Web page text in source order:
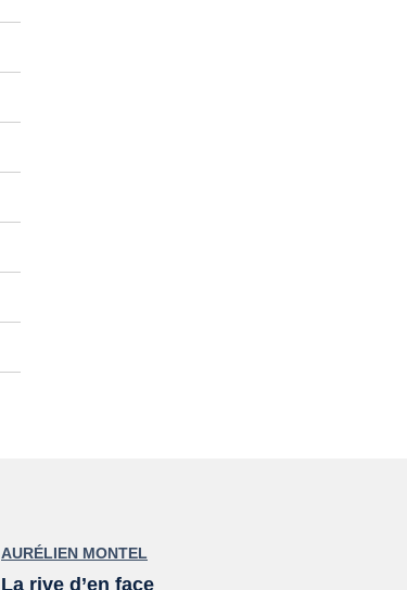
AURÉLIEN MONTEL
La rive d’en face